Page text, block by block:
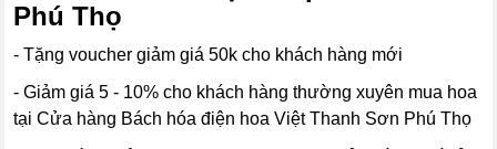
Phú Thọ
- Tặng voucher giảm giá 50k cho khách hàng mới
- Giảm giá 5 - 10% cho khách hàng thường xuyên mua hoa
tại Cửa hàng Bách hóa điện hoa Việt Thanh Sơn Phú Thọ